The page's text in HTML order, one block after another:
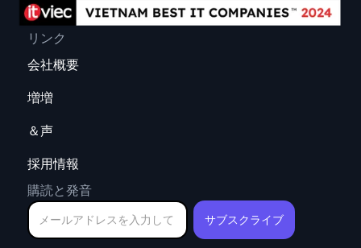
リンク
会社概要
増増
＆声
採用情報
購読と発音